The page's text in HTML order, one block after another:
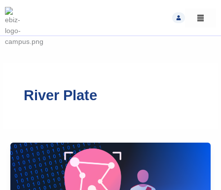
to
content
River Plate